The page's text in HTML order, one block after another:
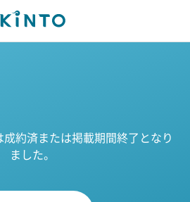
約済または掲載期間終了となり
ました。